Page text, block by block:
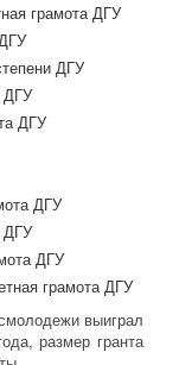
грамота ДГУ
ДГУ
ДГУ
ДГУ
ДГУ
ДГУ
ДГУ
грамота ДГУ
выиграл
размер гранта